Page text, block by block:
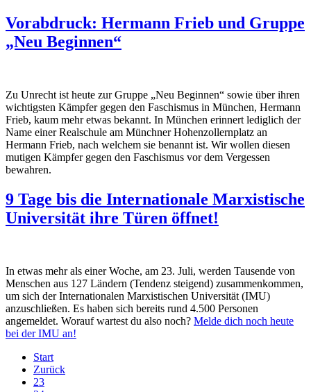
Vorabdruck: Hermann Frieb und Gruppe
„Neu Beginnen“
Zu Unrecht ist heute zur Gruppe „Neu Beginnen“ sowie über ihren
wichtigsten Kämpfer gegen den Faschismus in München, Hermann
Frieb, kaum mehr etwas bekannt. In München erinnert lediglich der
Name einer Realschule am Münchner Hohenzollernplatz an
Hermann Frieb, nach welchem sie benannt ist. Wir wollen diesen
mutigen Kämpfer gegen den Faschismus vor dem Vergessen
bewahren.
9 Tage bis die Internationale Marxistische
Universität ihre Türen öffnet!
In etwas mehr als einer Woche, am 23. Juli, werden Tausende von
Menschen aus 127 Ländern (Tendenz steigend) zusammenkommen,
um sich der Internationalen Marxistischen Universität (IMU)
anzuschließen. Es haben sich bereits rund 4.500 Personen
angemeldet. Worauf wartest du also noch? Melde dich noch heute
bei der IMU an!
Start
Zurück
23